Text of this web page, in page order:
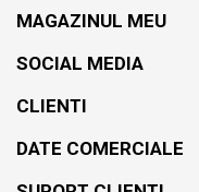
MAGAZINUL MEU
SOCIAL MEDIA
CLIENTI
DATE COMERCIALE